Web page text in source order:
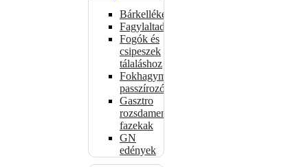
Bárkellékek
Fagylaltadagolók
Fogók és
csipeszek
tálaláshoz
Fokhagymaprések,
passzírozók
Gasztro
rozsdamentes
fazekak
GN
edények